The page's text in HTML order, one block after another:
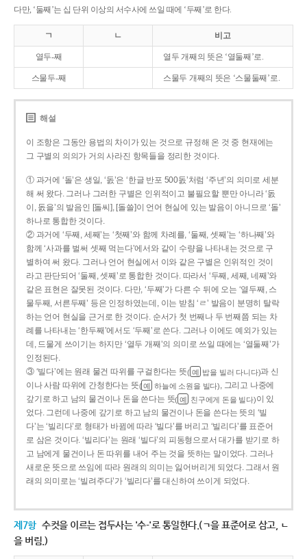
다만, ‘둘째’는 십 단위 이상의 서수사에 쓰일 때에 ‘두째’로 한다.
ㄱ ㄴ 비고
열두-째 열두 개째의 뜻은 ‘열둘째’로.
스물두-째 스물두 개째의 뜻은 ‘스물둘째’로.
해설
이 조항은 그동안 용법의 차이가 있는 것으로 규정해 온 것 중 현재에는
그 구별의 의의가 거의 사라진 항목들을 정리한 것이다.
① 과거에 ‘돌’은 생일, ‘돐’은 ‘한글 반포 500돐’처럼 ‘주년’의 의미로 세분
해 써 왔다. 그러나 그러한 구별은 인위적이고 불필요할 뿐만 아니라 ‘돐
이, 돐을’의 발음인 [돌씨], [돌쓸]이 언어 현실에 있는 발음이 아니므로 ‘돌’
하나로 통합한 것이다.
② 과거에 ‘두째, 세째’는 ‘첫째’와 함께 차례를, ‘둘째, 셋째’는 ‘하나째’와
함께 ‘사과를 벌써 셋째 먹는다’에서와 같이 수량을 나타내는 것으로 구
별하여 써 왔다. 그러나 언어 현실에서 이와 같은 구별은 인위적인 것이
라고 판단되어 ‘둘째, 셋째’로 통합한 것이다. 따라서 ‘두째, 세째, 네째’와
같은 표현은 잘못된 것이다. 다만, ‘두째’가 다른 수 뒤에 오는 ‘열두째, 스
물두째, 서른두째’ 등은 인정하였는데, 이는 받침 ‘ㄹ’ 발음이 분명히 탈락
하는 언어 현실을 근거로 한 것이다. 순서가 첫 번째나 두 번째쯤 되는 차
례를 나타내는 ‘한두째’에서도 ‘두째’로 쓴다. 그러나 이에도 예외가 있는
데, 드물게 쓰이기는 하지만 ‘열두 개째’의 의미로 쓰일 때에는 ‘열둘째’가
인정된다.
③ ‘빌다’에는 원래 물건 따위를 구걸한다는 뜻( 예 밥을 빌러 다니다)과 신
이나 사람 따위에 간청한다는 뜻( 예 하늘에 소원을 빌다), 그리고 나중에
갚기로 하고 남의 물건이나 돈을 쓴다는 뜻( 예 친구에게 돈을 빌다)이 있
었다. 그런데 나중에 갚기로 하고 남의 물건이나 돈을 쓴다는 뜻의 ‘빌
다’는 ‘빌리다’로 형태가 바뀜에 따라 ‘빌다’를 버리고 ‘빌리다’를 표준어
로 삼은 것이다. ‘빌리다’는 원래 ‘빌다’의 피동형으로서 대가를 받기로 하
고 남에게 물건이나 돈 따위를 내어 주는 것을 뜻하는 말이었다. 그러나
새로운 뜻으로 쓰임에 따라 원래의 의미는 잃어버리게 되었다. 그래서 원
래의 의미로는 ‘빌려주다’가 ‘빌리다’를 대신하여 쓰이게 되었다.
제7항 수컷을 이르는 접두사는 '수-'로 통일한다.(ㄱ을 표준어로 삼고, ㄴ
을 버림.)